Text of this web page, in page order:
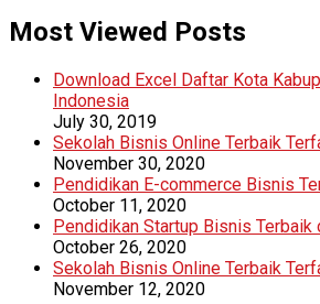
Most Viewed Posts
Download Excel Daftar Kota
Indonesia
July 30, 2019
Sekolah Bisnis Online Terbaik
November 30, 2020
Pendidikan E-commerce Bisnis
October 11, 2020
Pendidikan Startup Bisnis Terbaik
October 26, 2020
Sekolah Bisnis Online Terbaik
November 12, 2020